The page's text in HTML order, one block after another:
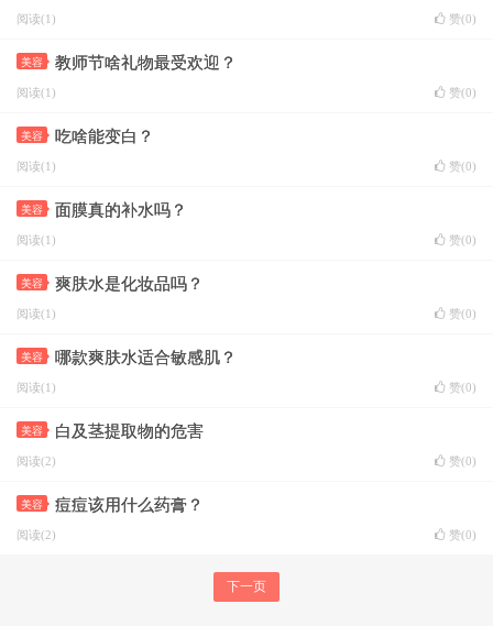
阅读(1) 赞(0)
美容 教师节啥礼物最受欢迎？
阅读(1) 赞(0)
美容 吃啥能变白？
阅读(1) 赞(0)
美容 面膜真的补水吗？
阅读(1) 赞(0)
美容 爽肤水是化妆品吗？
阅读(1) 赞(0)
美容 哪款爽肤水适合敏感肌？
阅读(1) 赞(0)
美容 白及茎提取物的危害
阅读(2) 赞(0)
美容 痘痘该用什么药膏？
阅读(2) 赞(0)
下一页